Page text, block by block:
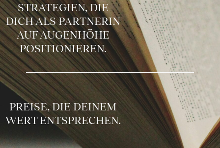
STRATEGIEN, DIE
DICH ALS PARTNERIN
AUF AUGENHÖHE
POSITIONIEREN.
PREISE, DIE DEINEM
WERT ENTSPRECHEN.